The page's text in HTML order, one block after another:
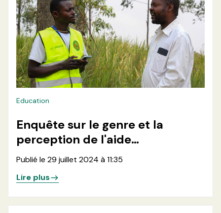
Education
Enquête sur le genre et la
perception de l'aide
Humanitaire par la communauté
dans la zone de santé de Kibirizi
en territoire de Rutshuru
Publié le 29 juillet 2024 à 11:35
Lire plus